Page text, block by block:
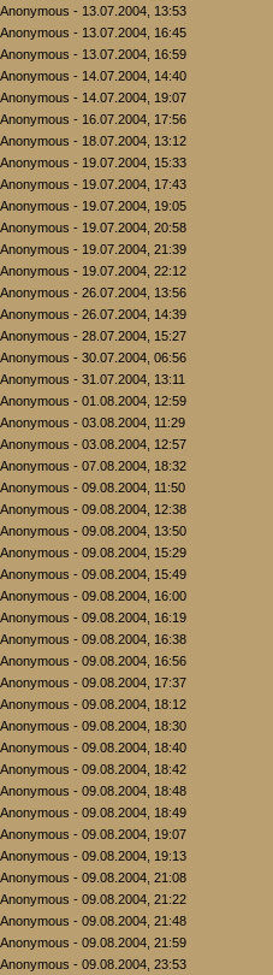
- 13.07.2004, 13:53
- 13.07.2004, 16:45
- 13.07.2004, 16:59
- 14.07.2004, 14:40
- 14.07.2004, 19:07
- 16.07.2004, 17:56
- 18.07.2004, 13:12
- 19.07.2004, 15:33
- 19.07.2004, 17:43
- 19.07.2004, 19:05
- 19.07.2004, 20:58
- 19.07.2004, 21:39
- 19.07.2004, 22:12
- 26.07.2004, 13:56
- 26.07.2004, 14:39
- 28.07.2004, 15:27
- 30.07.2004, 06:56
- 31.07.2004, 13:11
- 01.08.2004, 12:59
- 03.08.2004, 11:29
- 03.08.2004, 12:57
- 07.08.2004, 18:32
- 09.08.2004, 11:50
- 09.08.2004, 12:38
- 09.08.2004, 13:50
- 09.08.2004, 15:29
- 09.08.2004, 15:49
- 09.08.2004, 16:00
- 09.08.2004, 16:19
- 09.08.2004, 16:38
- 09.08.2004, 16:56
- 09.08.2004, 17:37
- 09.08.2004, 18:12
- 09.08.2004, 18:30
- 09.08.2004, 18:40
- 09.08.2004, 18:42
- 09.08.2004, 18:48
- 09.08.2004, 18:49
- 09.08.2004, 19:07
- 09.08.2004, 19:13
- 09.08.2004, 21:08
- 09.08.2004, 21:22
- 09.08.2004, 21:48
- 09.08.2004, 21:59
- 09.08.2004, 23:53